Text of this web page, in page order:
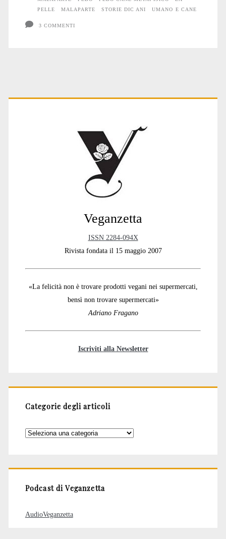
PELLE
MALAPARTE STORIE DIC ANI UMANO E CANE
3 COMMENTI
Primary
Veganzetta
ISSN 2284-094X
Rivista fondata il 15 maggio 2007
«La felicità non è trovare prodotti vegani nei supermercati,
bensì non trovare supermercati»
Adriano Fragano
Iscriviti alla Newsletter
Categorie degli articoli
Categorie
Podcast di Veganzetta
AudioVeganzetta